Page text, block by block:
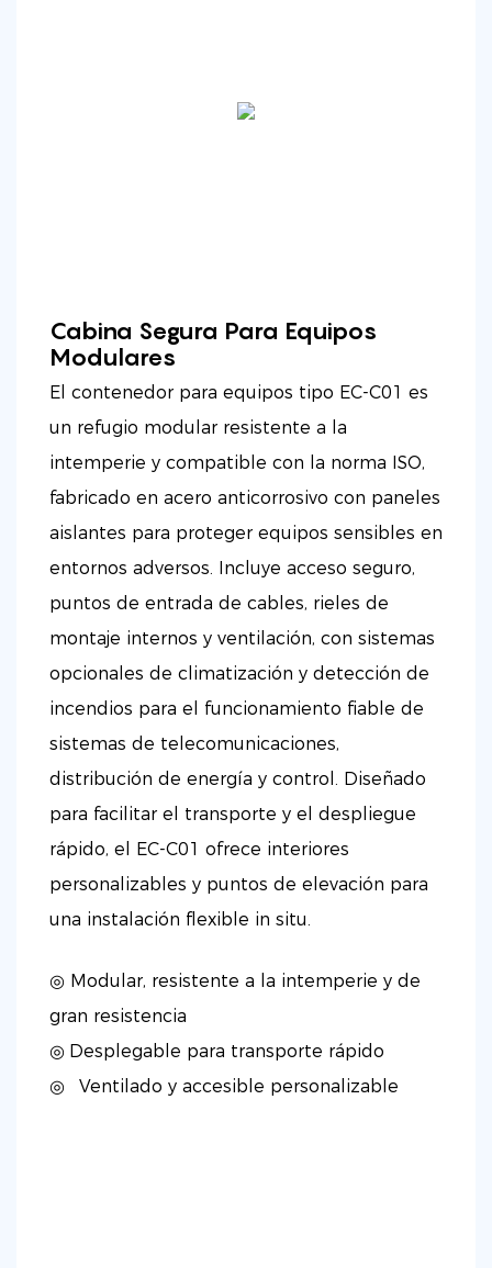
Cabina Segura Para Equipos
Modulares
El contenedor para equipos tipo EC-C01 es
un refugio modular resistente a la
intemperie y compatible con la norma ISO,
fabricado en acero anticorrosivo con paneles
aislantes para proteger equipos sensibles en
entornos adversos. Incluye acceso seguro,
puntos de entrada de cables, rieles de
montaje internos y ventilación, con sistemas
opcionales de climatización y detección de
incendios para el funcionamiento fiable de
sistemas de telecomunicaciones,
distribución de energía y control. Diseñado
para facilitar el transporte y el despliegue
rápido, el EC-C01 ofrece interiores
personalizables y puntos de elevación para
una instalación flexible in situ.
◎ Modular, resistente a la intemperie y de
gran resistencia
◎ Desplegable para transporte rápido
◎
Ventilado y accesible personalizable